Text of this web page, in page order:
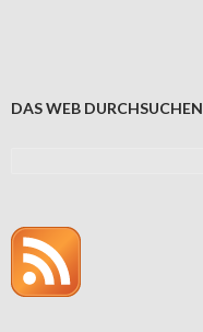
DAS WEB DURCHSUCHEN